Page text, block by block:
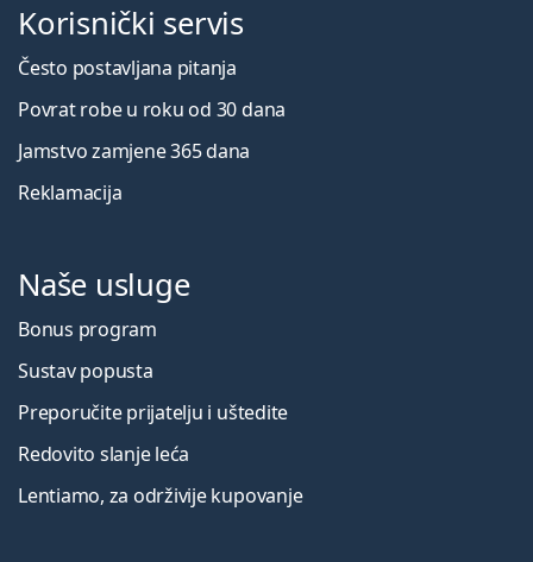
Korisnički servis
Često postavljana pitanja
Povrat robe u roku od 30 dana
Jamstvo zamjene 365 dana
Reklamacija
Naše usluge
Bonus program
Sustav popusta
Preporučite prijatelju i uštedite
Redovito slanje leća
Lentiamo, za održivije kupovanje